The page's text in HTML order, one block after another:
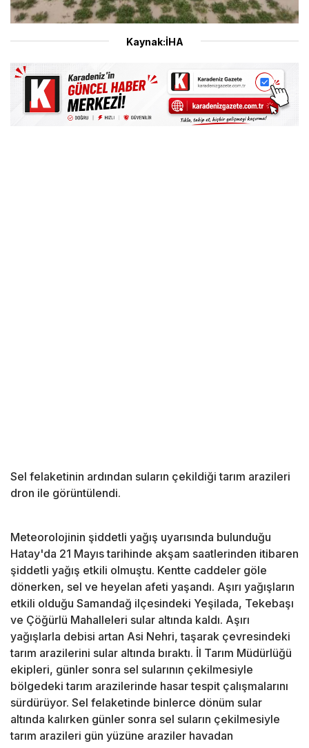
Kaynak:İHA
Sel felaketinin ardından suların çekildiği tarım arazileri
dron ile görüntülendi.
Meteorolojinin şiddetli yağış uyarısında bulunduğu
Hatay'da 21 Mayıs tarihinde akşam saatlerinden itibaren
şiddetli yağış etkili olmuştu. Kentte caddeler göle
dönerken, sel ve heyelan afeti yaşandı. Aşırı yağışların
etkili olduğu Samandağ ilçesindeki Yeşilada, Tekebaşı
ve Çöğürlü Mahalleleri sular altında kaldı. Aşırı
yağışlarla debisi artan Asi Nehri, taşarak çevresindeki
tarım arazilerini sular altında bıraktı. İl Tarım Müdürlüğü
ekipleri, günler sonra sel sularının çekilmesiyle
bölgedeki tarım arazilerinde hasar tespit çalışmalarını
sürdürüyor. Sel felaketinde binlerce dönüm sular
altında kalırken günler sonra sel suların çekilmesiyle
tarım arazileri gün yüzüne araziler havadan